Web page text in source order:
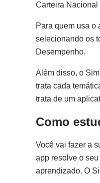
Carteira
Para quem usa o
selecionando os
Desempenho.
Além disso, o
trata cada
trata de um
Como
Você vai fazer a
app resolve o
aprendizado. O